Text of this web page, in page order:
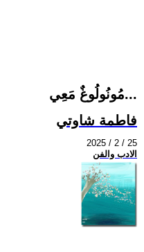
مُونُولُوغٌ مَعِي...
فاطمة شاوتي
2025 / 2 / 25
الادب والفن